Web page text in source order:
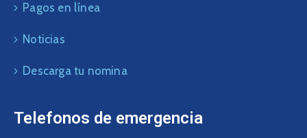
Pagos en línea
Noticias
Descarga tu nomina
Telefonos de emergencia